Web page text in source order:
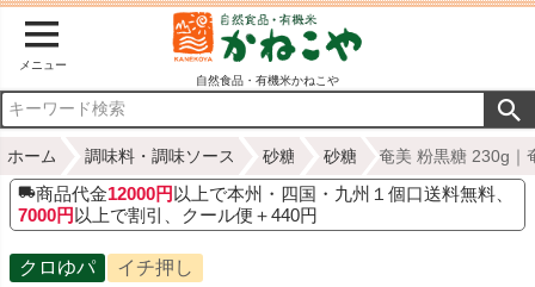
メニュー
自然食品・有機米かねこや
ホーム 調味料・調味ソース 砂糖 砂糖 奄美 粉黒糖 230g｜
商品代金12000円 以上で本州・四国・九州１個口送料無料、
7000円 以上で割引、クール便＋440円
クロゆパ イチ押し